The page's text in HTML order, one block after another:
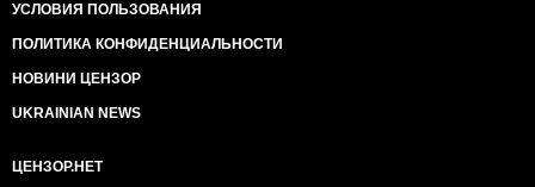
УСЛОВИЯ ПОЛЬЗОВАНИЯ
ПОЛИТИКА КОНФИДЕНЦИАЛЬНОСТИ
НОВИНИ ЦЕНЗОР
UKRAINIAN NEWS
ЦЕНЗОР.НЕТ